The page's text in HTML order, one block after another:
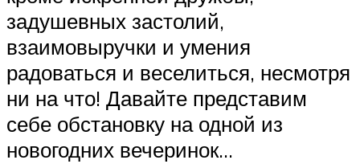
задушевных застолий,
взаимовыручки и умения
радоваться и веселиться, несмотря
ни на что! Давайте представим
себе обстановку на одной из
новогодних вечеринок…